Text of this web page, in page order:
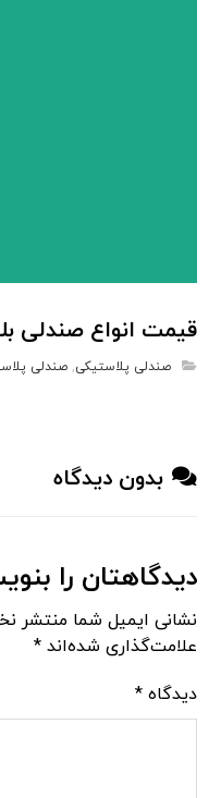
قیمت انواع صندلی
صندلی پلاستیکی,صندلی
بدون دیدگاه
دیدگاهتان را
نشانی ایمیل شما منتشر
علامت‌گذاری شده‌اند*
دیدگاه*